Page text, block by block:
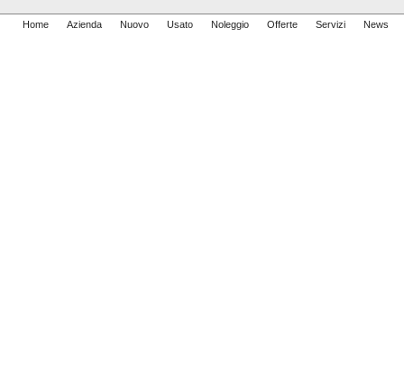
Home Azienda Nuovo Usato Noleggio Offerte Servizi News